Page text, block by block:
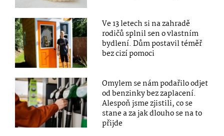
Ve 13 letech si na zahradě
rodičů splnil sen o vlastním
bydlení. Dům postavil téměř
bez cizí pomoci
Omylem se nám podařilo odjet
od benzinky bez zaplacení.
Alespoň jsme zjistili, co se
stane a za jak dlouho se na to
přijde